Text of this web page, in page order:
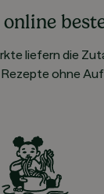
liefern die
ohne